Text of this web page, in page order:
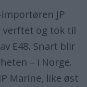
JP
verftet og tok til
E48. Snart blir
– i Norge.
Marine, like øst